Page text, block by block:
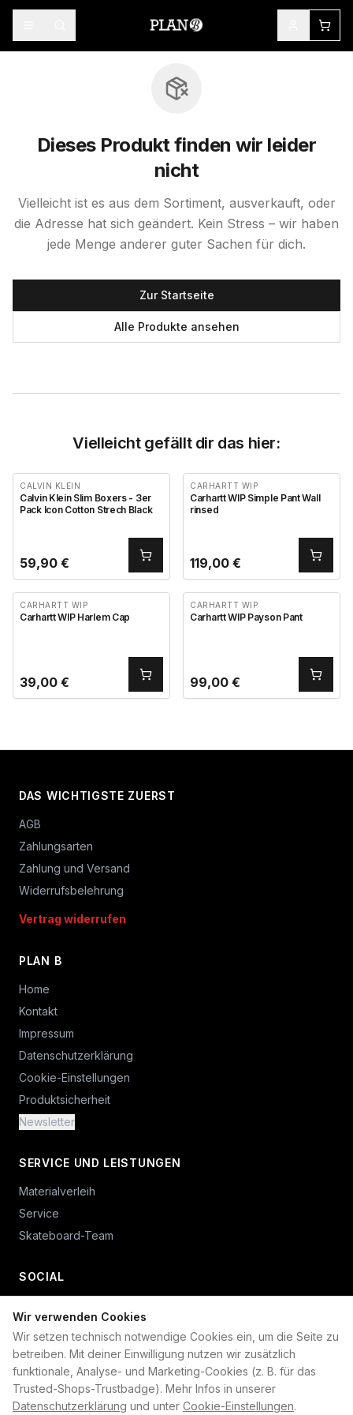
Wir verwenden Cookies
Wir setzen technisch notwendige Cookies ein, um die Seite zu
betreiben. Mit deiner Einwilligung nutzen wir zusätzlich
funktionale, Analyse- und Marketing-Cookies (z. B. für das
Trusted-Shops-Trustbadge). Mehr Infos in unserer
Datenschutzerklärung und unter Cookie-Einstellungen.
Dieses Produkt finden wir leider
nicht
Vielleicht ist es aus dem Sortiment, ausverkauft, oder
die Adresse hat sich geändert. Kein Stress – wir haben
jede Menge anderer guter Sachen für dich.
Zur Startseite
Alle Produkte ansehen
Vielleicht gefällt dir das hier:
CALVIN KLEIN
Calvin Klein Slim Boxers - 3er
Pack Icon Cotton Strech Black
59,90 €
CARHARTT WIP
Carhartt WIP Simple Pant Wall
rinsed
119,00 €
CARHARTT WIP
Carhartt WIP Harlem Cap
39,00 €
CARHARTT WIP
Carhartt WIP Payson Pant
99,00 €
DAS WICHTIGSTE ZUERST
AGB
Zahlungsarten
Zahlung und Versand
Widerrufsbelehrung
Vertrag widerrufen
PLAN B
Home
Kontakt
Impressum
Datenschutzerklärung
Cookie-Einstellungen
Produktsicherheit
Newsletter
SERVICE UND LEISTUNGEN
Materialverleih
Service
Skateboard-Team
SOCIAL
+49 234 687 00 38
shop@plan-b-funsport.de
Sichere Zahlung mit: